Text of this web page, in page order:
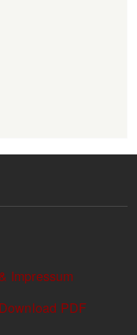
Impressum
PDF